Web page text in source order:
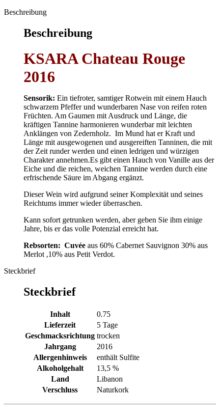
Beschreibung
Beschreibung
KSARA Chateau Rouge
2016
Sensorik: Ein tiefroter, samtiger Rotwein mit einem Hauch
schwarzem Pfeffer und wunderbaren Nase von reifen roten
Früchten. Am Gaumen mit Ausdruck und Länge, die
kräftigen Tannine harmonieren wunderbar mit leichten
Anklängen von Zedernholz. Im Mund hat er Kraft und
Länge mit ausgewogenen und ausgereiften Tanninen, die mit
der Zeit runder werden und einen ledrigen und würzigen
Charakter annehmen.Es gibt einen Hauch von Vanille aus der
Eiche und die reichen, weichen Tannine werden durch eine
erfrischende Säure im Abgang ergänzt.
Dieser Wein wird aufgrund seiner Komplexität und seines
Reichtums immer wieder überraschen.
Kann sofort getrunken werden, aber geben Sie ihm einige
Jahre, bis er das volle Potenzial erreicht hat.
Rebsorten: Cuvée aus 60% Cabernet Sauvignon 30% aus
Merlot ,10% aus Petit Verdot.
Steckbrief
Steckbrief
Inhalt
0.75
Lieferzeit
5 Tage
Geschmacksrichtung trocken
Jahrgang
2016
Allergenhinweis
enthält Sulfite
Alkoholgehalt
13,5 %
Land
Libanon
Verschluss
Naturkork